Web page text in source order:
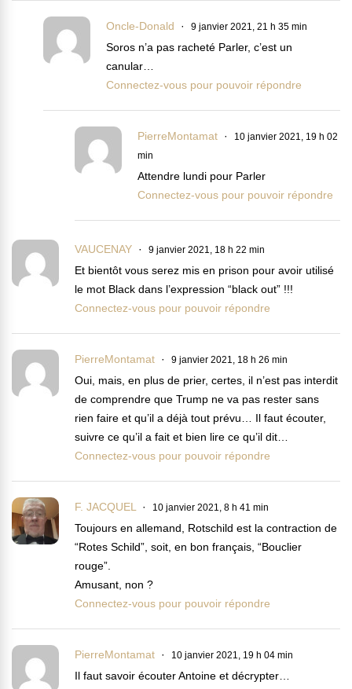
Oncle-Donald 9 janvier 2021, 21 h 35 min
Soros n’a pas racheté Parler, c’est un
canular…
Connectez-vous pour pouvoir répondre
PierreMontamat
10 janvier 2021, 19 h 02
min
Attendre lundi pour Parler
Connectez-vous pour pouvoir répondre
VAUCENAY 9 janvier 2021, 18 h 22 min
Et bientôt vous serez mis en prison pour avoir utilisé
le mot Black dans l’expression “black out” !!!
Connectez-vous pour pouvoir répondre
PierreMontamat 9 janvier 2021, 18 h 26 min
Oui, mais, en plus de prier, certes, il n’est pas interdit
de comprendre que Trump ne va pas rester sans
rien faire et qu’il a déjà tout prévu… Il faut écouter,
suivre ce qu’il a fait et bien lire ce qu’il dit…
Connectez-vous pour pouvoir répondre
F. JACQUEL 10 janvier 2021, 8 h 41 min
Toujours en allemand, Rotschild est la contraction de
“Rotes Schild”, soit, en bon français, “Bouclier
rouge”.
Amusant, non ?
Connectez-vous pour pouvoir répondre
PierreMontamat 10 janvier 2021, 19 h 04 min
Il faut savoir écouter Antoine et décrypter…